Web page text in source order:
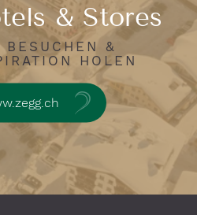
& Stores
BESUCHEN &
HOLEN